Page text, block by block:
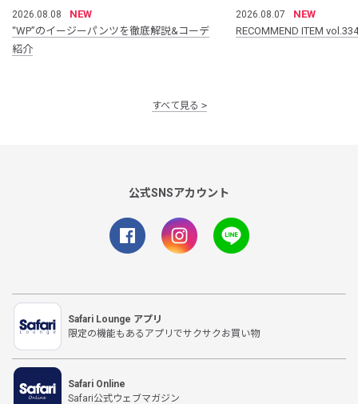
2026.08.08
NEW
“WP”のイージーパンツを徹底解説&コーデ
紹介
2026.08.07
NEW
RECOMMEND ITEM vol.334
すべて見る
公式SNSアカウント
Safari Lounge アプリ
限定の機能もあるアプリでサクサクお買い物
Safari Online
Safari公式ウェブマガジン